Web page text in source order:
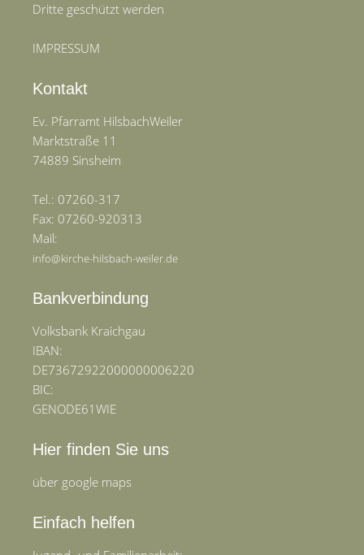
Dritte geschützt werden
IMPRESSUM
Kontakt
Ev. Pfarramt HilsbachWeiler
Marktstraße 11
74889 Sinsheim
Tel.: 07260-317
Fax: 07260-920313
Mail:
info@kirche-hilsbach-weiler.de
Bankverbindung
Volksbank Kraichgau
IBAN:
DE73672922000000006220
BIC:
GENODE61WIE
Hier finden Sie uns
über google maps
Einfach helfen